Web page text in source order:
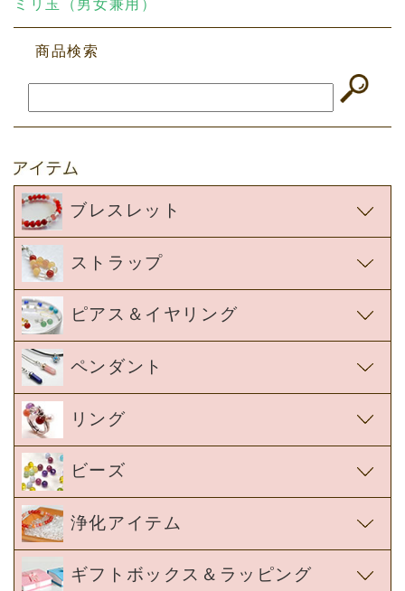
ブレスレット
ストラップ
ピアス＆イヤリング
ペンダント
リング
ビーズ
浄化アイテム
ギフトボックス＆ラッピング
オプションパーツ・修理アイテム
運勢で選ぶブレスレット